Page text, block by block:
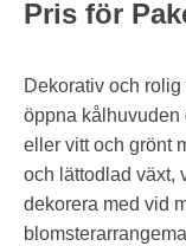
Pris för
Dekorativ och
öppna kålhuvuden
eller vitt och grönt
och lättodlad växt,
dekorera med vid